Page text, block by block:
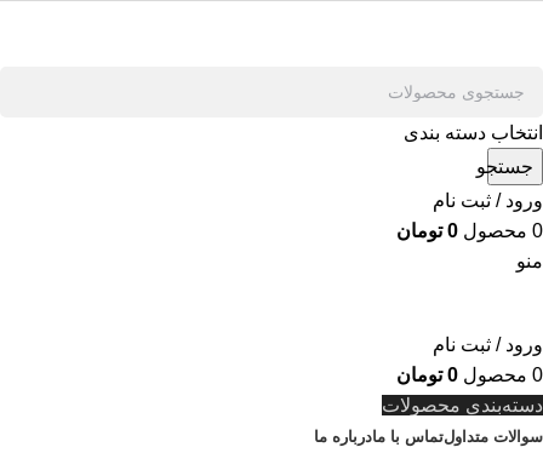
انتخاب دسته بندی
جستجو
ورود / ثبت نام
0 محصول 0 تومان
منو
ورود / ثبت نام
0 محصول 0 تومان
دسته‌بندی محصولات
سوالات متداولتماس با مادرباره ما